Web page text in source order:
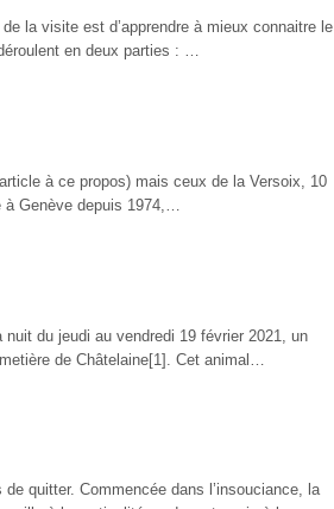
la visite est d’apprendre à mieux connaitre le
en deux parties : …
à ce propos) mais ceux de la Versoix, 10
Genève depuis 1974,…
du jeudi au vendredi 19 février 2021, un
de Châtelaine[1]. Cet animal…
quitter. Commencée dans l’insouciance, la